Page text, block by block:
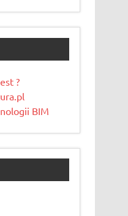
?
BIM